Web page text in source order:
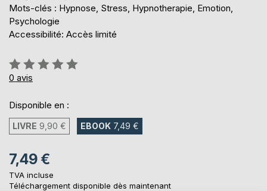
Mots-clés : Hypnose, Stress, Hypnotherapie, Emotion,
Psychologie
Accessibilité: Accès limité
Évaluation:
0%
0 avis
Disponible en :
LIVRE 9,90 € EBOOK 7,49 €
7,49 €
TVA incluse
Téléchargement disponible dès maintenant